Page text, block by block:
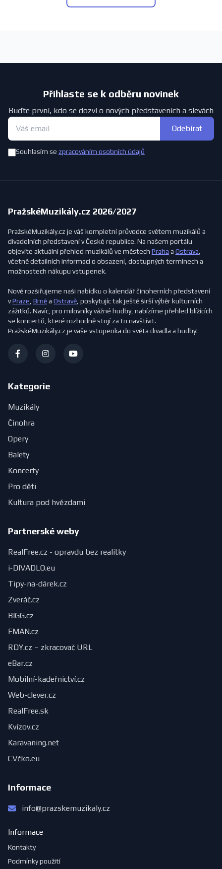
Přihlaste se k odběru novinek
Buďte první, kdo se dozví o nových představeních a slevách
Odebírat
Souhlasím se zpracováním osobních údajů
PražskéMuzikály.cz 2026/2027
PražskéMuzikály.cz je váš kompletní průvodce světem muzikálů a
divadelních představení v České republice. Na našem portálu
objevíte aktuální přehled muzikálů ve městech Praha a Ostrava,
včetně detailních informací o obsazení, dostupných termínech a
možnostech nákupu vstupenek.
Nově rozšiřujeme naši nabídku o kalendář činoherních představení
vPraze, Brněa Ostravě, poskytujíc tak ještě širší výběr kulturních
zážitků. Navíc, pro milovníky vážné hudby, nabízíme přehled blížících
se koncertů, které rozhodně stojí za to navštívit.
PražskéMuzikály.cz je vaše vstupenka do světa divadla a hudby!
Kategorie
Muzikály
Činohra
Opery
Balety
Koncerty
Pro děti
Kultura pod hvězdami
Partnerské weby
RealFree.cz - opravdu bez realitky
i-DIVADLO.eu
Tipy-na-dárek.cz
Zveráč.cz
BIGG.cz
FMAN.cz
RDY.cz – zkracovač URL
eBar.cz
Mobilní-kadeřnictví.cz
Web-clever.cz
RealFree.sk
Kvízov.cz
Karavaning.net
CVčko.eu
Informace
info@prazskemuzikaly.cz
Informace
Kontakty
Podmínky použití